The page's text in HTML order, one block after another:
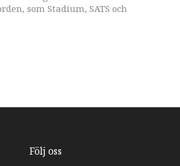
som Stadium, SATS och
Följ oss